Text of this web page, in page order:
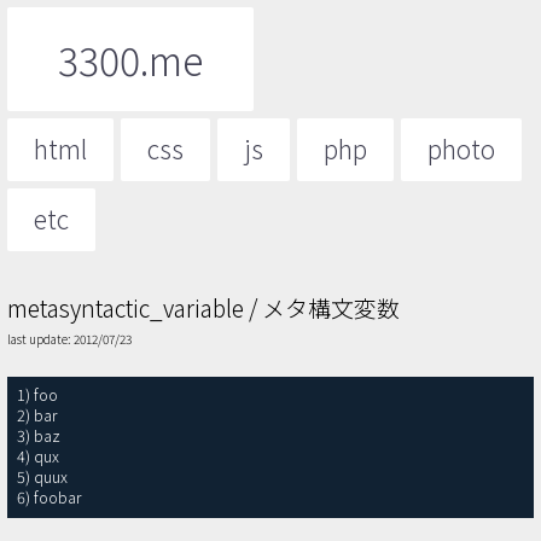
3300.me
html css js php
photo
etc
metasyntactic_variable / メタ構文変数
last update: 2012/07/23
1) foo
2) bar
3) baz
4) qux
5) quux
6) foobar